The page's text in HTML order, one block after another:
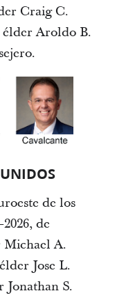
Craig C.
élder Aroldo B.
UNIDOS
de los
de
Michael A.
Jose L.
S.